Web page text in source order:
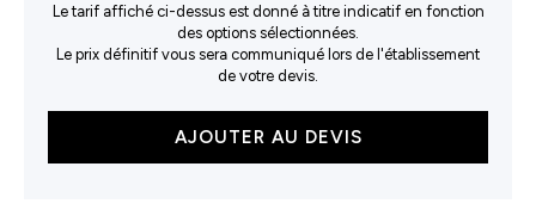
Le tarif affiché ci-dessus est donné à titre indicatif en fonction
des options sélectionnées.
Le prix définitif vous sera communiqué lors de l'établissement
de votre devis.
AJOUTER AU DEVIS